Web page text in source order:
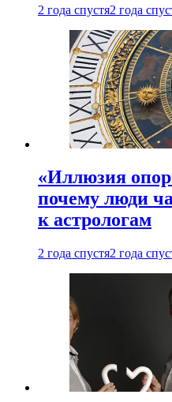
2 года спустя2 года
«Иллюзия
почему люди
к астрологам
2 года спустя2 года